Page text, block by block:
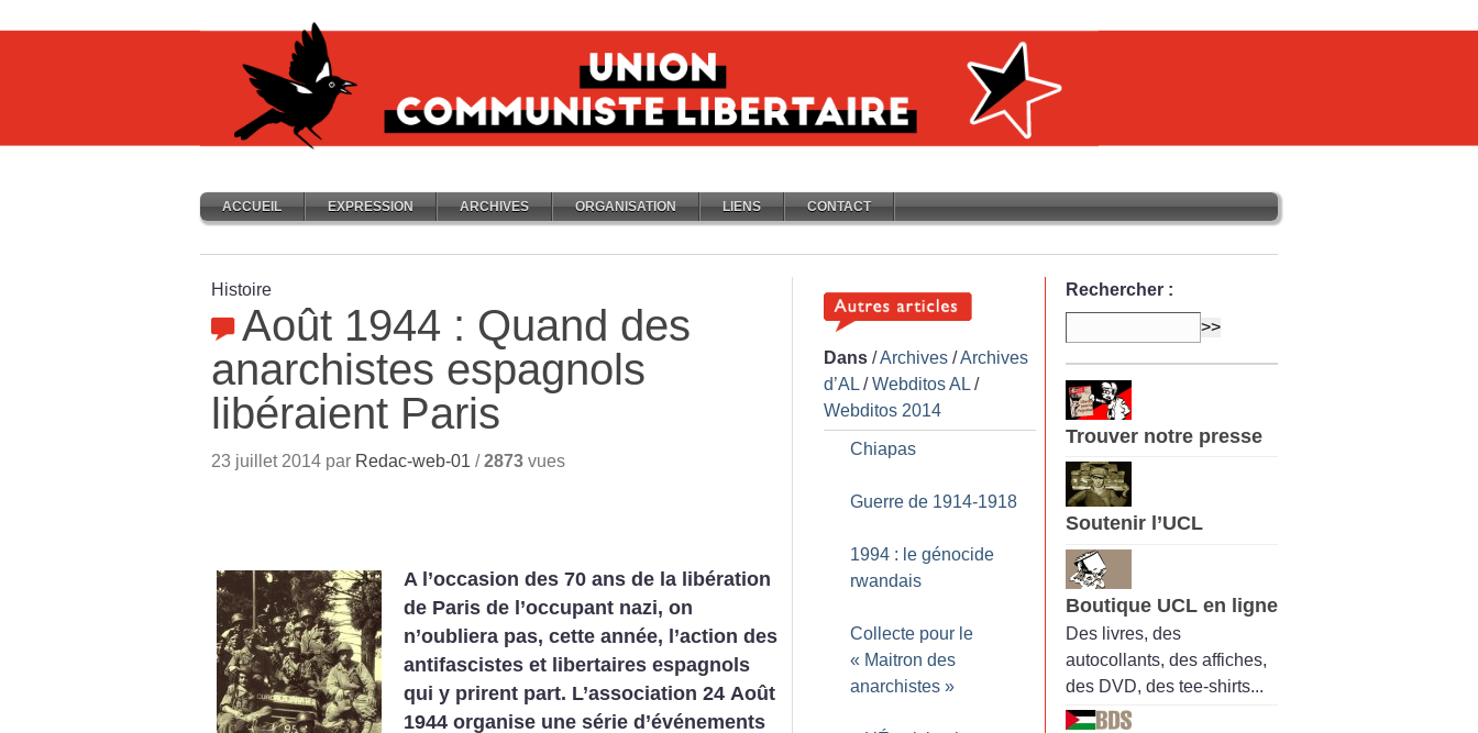
ACCUEIL EXPRESSION ARCHIVES ORGANISATION LIENS CONTACT
Histoire
Août 1944 : Quand des
anarchistes espagnols
libéraient Paris
23 juillet 2014 par Redac-web-01 /2873 vues
A l’occasion des 70 ans de la libération
de Paris de l’occupant nazi, on
n’oubliera pas, cette année, l’action des
antifascistes et libertaires espagnols
qui y prirent part. L’association 24 Août
1944 organise une série d’événements
Dans /Archives /Archives
d’AL /Webditos AL /
Webditos 2014
Chiapas
Guerre de 1914-1918
1994 : le génocide
rwandais
Collecte pour le
« Maitron des
anarchistes »
Rechercher :
Trouver notre presse
Soutenir l’UCL
Boutique UCL en ligne
Des livres, des
autocollants, des affiches,
des DVD, des tee-shirts...